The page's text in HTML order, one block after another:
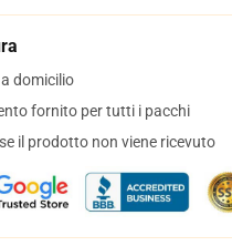
domicilio
fornito per tutti i pacchi
il prodotto non viene ricevuto